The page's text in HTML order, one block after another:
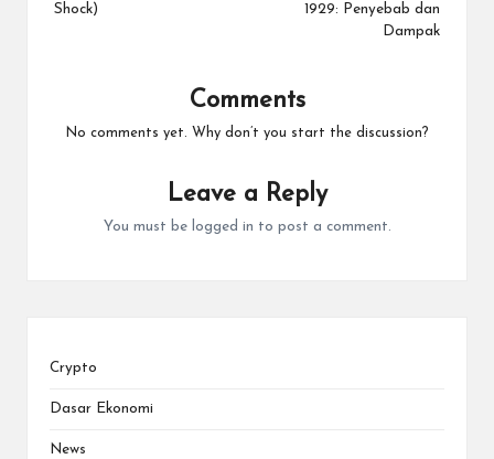
Shock)
1929: Penyebab dan
Dampak
Comments
No comments yet. Why don’t you start the discussion?
Leave a Reply
You must be logged in to post a comment.
Crypto
Dasar Ekonomi
News